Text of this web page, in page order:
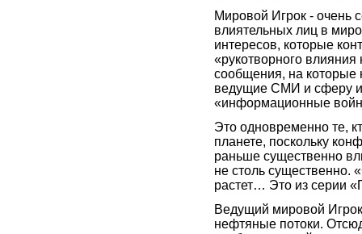
Мировой Игрок - очень
влиятельных лиц в
интересов, которые
«рукотворного
сообщения, на которые
ведущие СМИ и сферу
«информационные
Это одновременно те,
планете, поскольку
раньше существенно
не столь существенно.
растет… Это из серии
Ведущий мировой
нефтяные потоки.